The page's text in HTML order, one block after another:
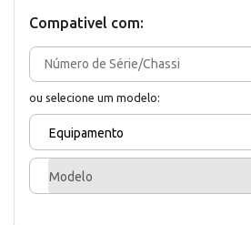
Compativel com:
ou selecione um modelo:
Equipamento
Modelo